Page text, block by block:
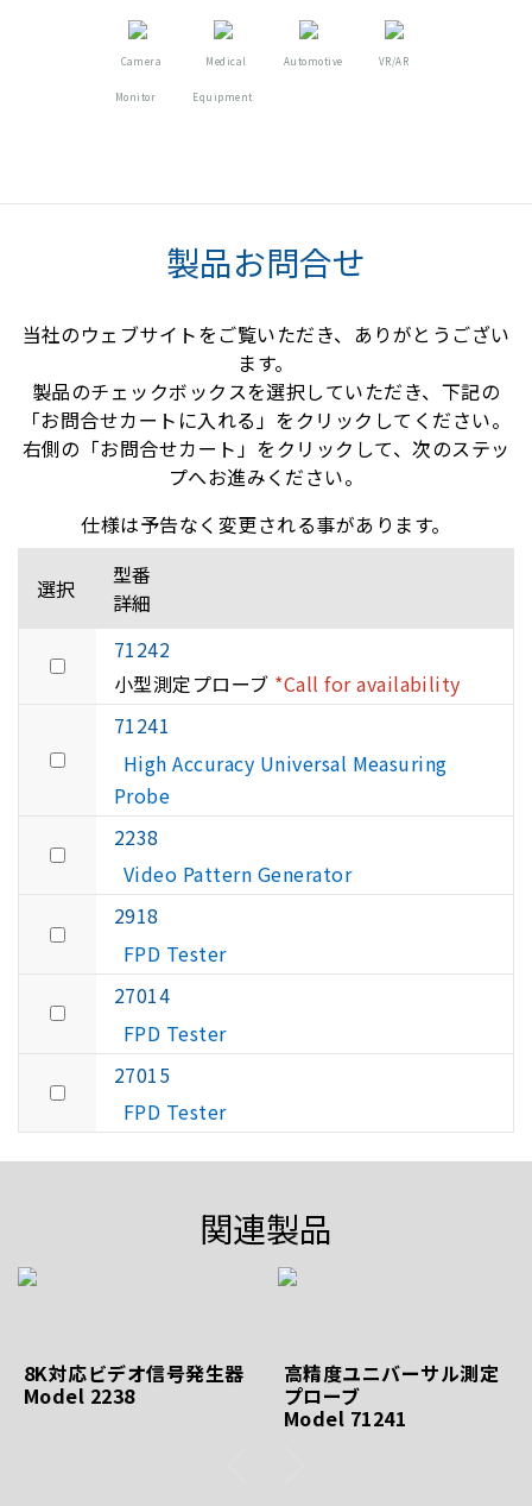
Camera
Monitor
Medical
Equipment
Automotive VR/AR
製品お問合せ
当社のウェブサイトをご覧いただき、ありがとうござい
ます。
製品のチェックボックスを選択していただき、下記の
「お問合せカートに入れる」をクリックしてください。
右側の「お問合せカート」をクリックして、次のステッ
プへお進みください。
仕様は予告なく変更される事があります。
選択
型番
詳細
71242
小型測定プローブ *Call for availability
71241
High Accuracy Universal Measuring
Probe
2238
Video Pattern Generator
2918
FPD Tester
27014
FPD Tester
27015
FPD Tester
関連製品
8K対応ビデオ信号発生器
Model 2238
高精度ユニバーサル測定
プローブ
Model 71241